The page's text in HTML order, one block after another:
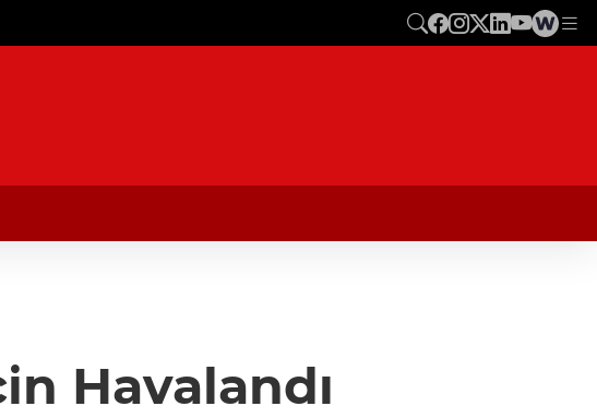
Havalandı